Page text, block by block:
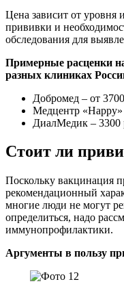
Цена зависит от уровня
прививки и
обследования для
Примерные расценки
разных клиниках
Добромед – от
Медцентр
ДиалМедик – 3300
Стоит ли
Поскольку вакцинация
рекомендационный
многие люди не могут
определиться, надо
иммунопрофилактики.
Аргументы в пользу